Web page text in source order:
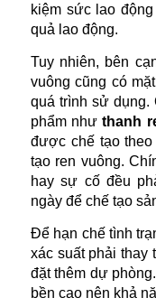
kiệm sức lao
quả lao động.
Tuy nhiên, bên
vuông cũng có
quá trình sử
phẩm nhưthanh
được chế tạo
tạo ren vuông.
hay sự cố đều
ngày để chế tạo
Để hạn chế tình
xác suất phải thay
đặt thêm dự
bền cao nên khả